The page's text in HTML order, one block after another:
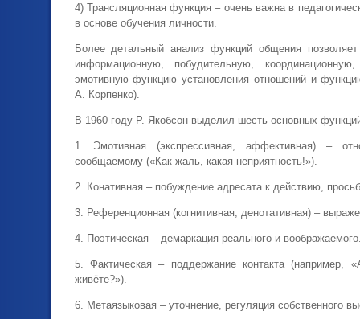
4) Трансляционная функция – очень важна в
в основе обучения личности.
Более детальный анализ функций общения
информационную, побудительную,
эмотивную функцию установления отношений и
А. Корпенко).
В 1960 году Р. Якобсон выделил шесть основных
1. Эмотивная (экспрессивная, аффективная) –
сообщаемому («Как жаль, какая неприятность!»).
2. Конативная – побуждение адресата к действию,
3. Референционная (когнитивная, денотативная) –
4. Поэтическая – демаркация реального и
5. Фактическая – поддержание контакта (например,
живёте?»).
6. Метаязыковая – уточнение, регуляция собственного